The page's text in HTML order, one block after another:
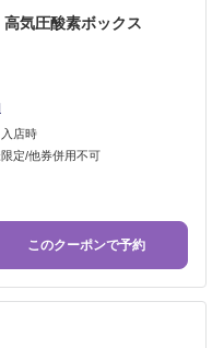
高気圧酸素ボックス
店時
定/他券併用不可
このクーポンで予約